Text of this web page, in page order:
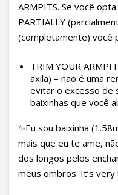
ARMPITS. Se você
PARTIALLY
(completamente) você
TRIM YOUR
axila) – não é uma
evitar o excesso de
baixinhas que você
✨Eu sou baixinha
mais que eu te ame,
dos longos pelos
meus ombros. It’s